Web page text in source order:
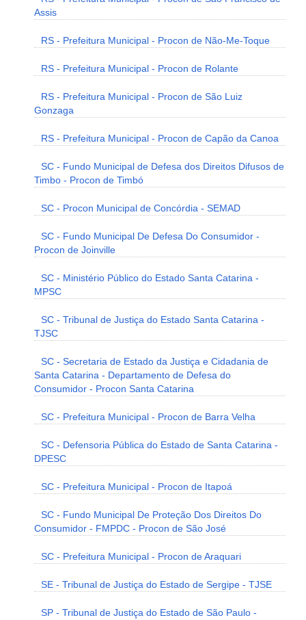
Assis
RS - Prefeitura Municipal - Procon de Não-Me-Toque
RS - Prefeitura Municipal - Procon de Rolante
RS - Prefeitura Municipal - Procon de São Luiz
Gonzaga
RS - Prefeitura Municipal - Procon de Capão da Canoa
SC - Fundo Municipal de Defesa dos Direitos Difusos de
Timbo - Procon de Timbó
SC - Procon Municipal de Concórdia - SEMAD
SC - Fundo Municipal De Defesa Do Consumidor -
Procon de Joinville
SC - Ministério Público do Estado Santa Catarina -
MPSC
SC - Tribunal de Justiça do Estado Santa Catarina -
TJSC
SC - Secretaria de Estado da Justiça e Cidadania de
Santa Catarina - Departamento de Defesa do
Consumidor - Procon Santa Catarina
SC - Prefeitura Municipal - Procon de Barra Velha
SC - Defensoria Pública do Estado de Santa Catarina -
DPESC
SC - Prefeitura Municipal - Procon de Itapoá
SC - Fundo Municipal De Proteção Dos Direitos Do
Consumidor - FMPDC - Procon de São José
SC - Prefeitura Municipal - Procon de Araquari
SE - Tribunal de Justiça do Estado de Sergipe - TJSE
SP - Tribunal de Justiça do Estado de São Paulo -